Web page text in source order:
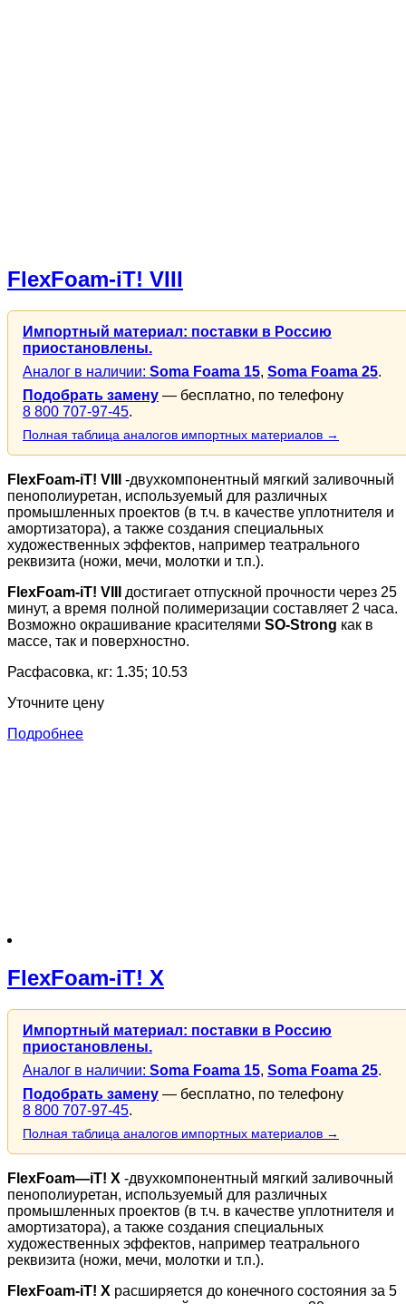
FlexFoam-iT! VIII
Импортный материал: поставки в Россию
приостановлены.
Аналог в наличии: Soma Foama 15, Soma Foama 25.
Подобрать замену — бесплатно, по телефону
8 800 707-97-45.
Полная таблица аналогов импортных материалов →
FlexFoam-iT! VIII
-двухкомпонентный мягкий заливочный
пенополиуретан, используемый для различных
промышленных проектов (в т.ч. в качестве уплотнителя и
амортизатора), а также создания специальных
художественных эффектов, например театрального
реквизита (ножи, мечи, молотки и т.п.).
FlexFoam-iT! VIII достигает отпускной прочности через 25
минут, а время полной полимеризации составляет 2 часа.
Возможно окрашивание красителями SO-Strong как в
массе, так и поверхностно.
Расфасовка, кг: 1.35; 10.53
Уточните цену
Подробнее
FlexFoam-iT! X
Импортный материал: поставки в Россию
приостановлены.
Аналог в наличии: Soma Foama 15, Soma Foama 25.
Подобрать замену — бесплатно, по телефону
8 800 707-97-45.
Полная таблица аналогов импортных материалов →
FlexFoam—iT! X -двухкомпонентный мягкий заливочный
пенополиуретан, используемый для различных
промышленных проектов (в т.ч. в качестве уплотнителя и
амортизатора), а также создания специальных
художественных эффектов, например театрального
реквизита (ножи, мечи, молотки и т.п.).
FlexFoam-iT! X расширяется до конечного состояния за 5